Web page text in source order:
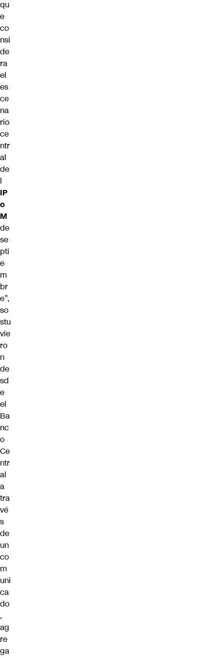
qu
e
co
nsi
de
ra
el
es
ce
na
rio
ce
ntr
al
de
l
IP
o
M
de
se
pti
e
m
br
e”,
so
stu
vie
ro
n
de
sd
e
el
Ba
nc
o
Ce
ntr
al
a
tra
vé
s
de
un
co
m
uni
ca
do
,
ag
re
ga